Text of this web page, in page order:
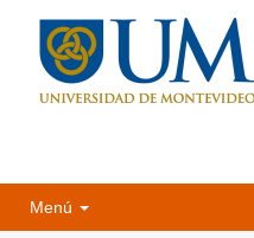
Menú